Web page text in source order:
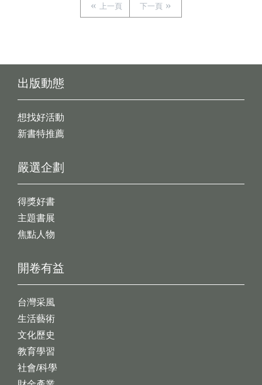
上一頁 下一頁
出版動態
想找好活動
新書特推薦
開卷有益
台灣采風
生活藝術
文化歷史
教育學習
社會/科學
嚴選企劃
得獎好書
主題書展
焦點人物